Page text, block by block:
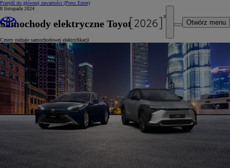
Przejdź do głównej zawartości (Press Enter)
Otwórz menu
8 listopada 2024
Samochody elektryczne Toyota
Cztery rodzaje samochodowej elektryfikacji